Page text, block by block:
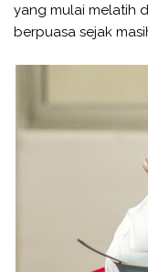
yang mulai melatih
berpuasa sejak